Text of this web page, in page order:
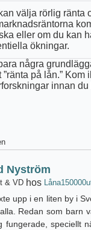
välja rörlig ränta
eller om du kan
ökningar.
några
på lån.” Kom
innan du
Nyström
& VD hos
upp i en liten by i
Redan som barn
fungerade, speciellt